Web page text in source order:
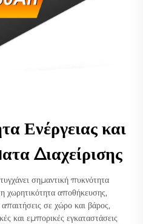
Ενέργειας και
Διαχείρισης
σημαντική πυκνότητα
χωρητικότητα αποθήκευσης,
σε χώρο και βάρος,
και εμπορικές εγκαταστάσεις